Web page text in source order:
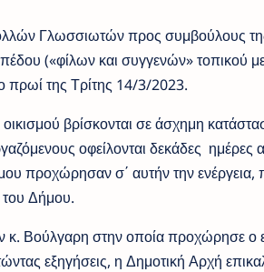
Γλωσσιωτών προς συμβούλους
(«φίλων και συγγενών» τοπικού
πρωί της Τρίτης 14/3/2023.
βρίσκονται σε άσχημη
οφείλονται δεκάδες ημέρες
προχώρησαν σ΄ αυτήν την ενέργεια,
του Δήμου.
Βούλγαρη στην οποία προχώρησε ο
εξηγήσεις, η Δημοτική Αρχή